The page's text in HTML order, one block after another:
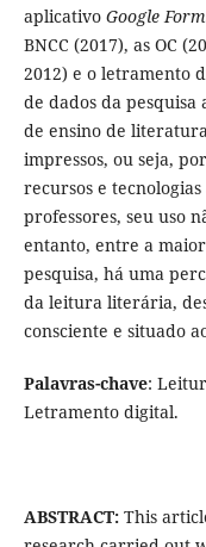
aplicativo Google
BNCC (2017), as OC
2012) e o letramento
de dados da pesquisa
de ensino de
impressos, ou seja,
recursos e tecnologias
professores, seu uso
entanto, entre a
pesquisa, há uma
da leitura literária,
consciente e situado
Palavras-chave:
Letramento digital.
ABSTRACT: This